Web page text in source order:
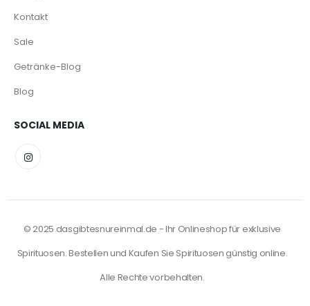
Kontakt
Sale
Getränke-Blog
Blog
SOCIAL MEDIA
© 2025 dasgibtesnureinmal.de - Ihr Onlineshop für exklusive
Spirituosen. Bestellen und Kaufen Sie Spirituosen günstig online.
Alle Rechte vorbehalten.